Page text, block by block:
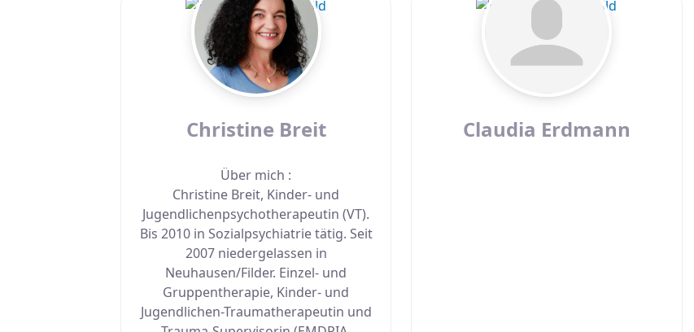
Christine Breit
Über mich :
Christine Breit, Kinder- und
Jugendlichenpsychotherapeutin (VT).
Bis 2010 in Sozialpsychiatrie tätig. Seit
2007 niedergelassen in
Neuhausen/Filder. Einzel- und
Gruppentherapie, Kinder- und
Jugendlichen-Traumatherapeutin und
Claudia Erdmann